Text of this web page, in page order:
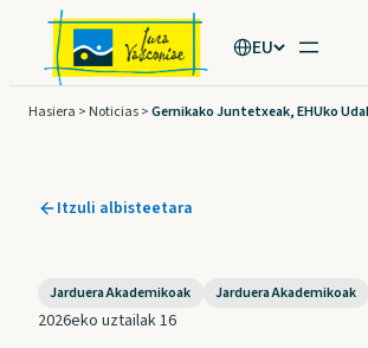
edukira
EU
Hasiera > Noticias>
Itzuli albisteetara
Jarduera Akademikoak Jarduera Akademikoak
2026eko uztailak 16